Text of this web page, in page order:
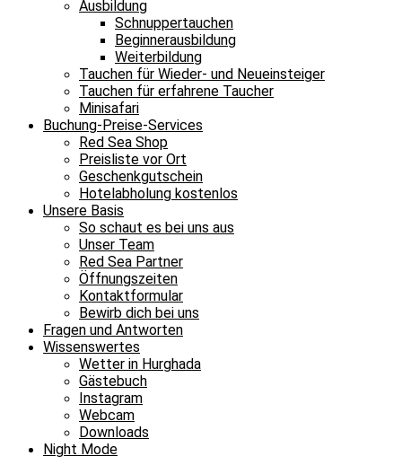
Ausbildung
Schnuppertauchen
Beginnerausbildung
Weiterbildung
Tauchen für Wieder- und Neueinsteiger
Tauchen für erfahrene Taucher
Minisafari
Buchung-Preise-Services
Red Sea Shop
Preisliste vor Ort
Geschenkgutschein
Hotelabholung kostenlos
Unsere Basis
So schaut es bei uns aus
Unser Team
Red Sea Partner
Öffnungszeiten
Kontaktformular
Bewirb dich bei uns
Fragen und Antworten
Wissenswertes
Wetter in Hurghada
Gästebuch
Instagram
Webcam
Downloads
Night Mode